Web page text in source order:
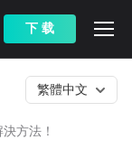
下 载
方法！
繁體中文